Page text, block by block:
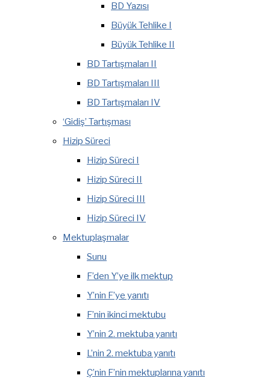
BD Yazısı
Büyük Tehlike I
Büyük Tehlike II
BD Tartışmaları II
BD Tartışmaları III
BD Tartışmaları IV
‘Gidiş’ Tartışması
Hizip Süreci
Hizip Süreci I
Hizip Süreci II
Hizip Süreci III
Hizip Süreci IV
Mektuplaşmalar
Sunu
F’den Y’ye ilk mektup
Y’nin F’ye yanıtı
F’nin ikinci mektubu
Y’nin 2. mektuba yanıtı
L’nin 2. mektuba yanıtı
Ç’nin F’nin mektuplarına yanıtı